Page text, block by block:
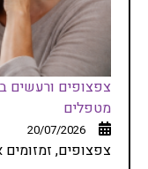
צפצופים ורעשים
מטפלים
20/07/2026
צפצופים, זמזומים